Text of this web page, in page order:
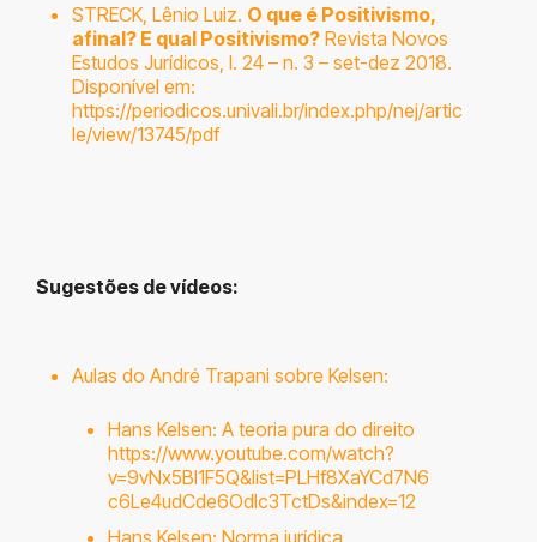
STRECK, Lênio Luiz. O que é Positivismo,
afinal? E qual Positivismo? Revista Novos
Estudos Jurídicos, l. 24 – n. 3 – set-dez 2018.
Disponível em:
https://periodicos.univali.br/index.php/nej/artic
le/view/13745/pdf
Sugestões de vídeos:
Aulas do André Trapani sobre Kelsen:
Hans Kelsen: A teoria pura do direito
https://www.youtube.com/watch?
v=9vNx5Bl1F5Q&list=PLHf8XaYCd7N6
c6Le4udCde6OdIc3TctDs&index=12
Hans Kelsen: Norma jurídica